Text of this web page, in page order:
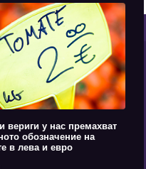
вериги у нас премахват
обозначение на
в лева и евро